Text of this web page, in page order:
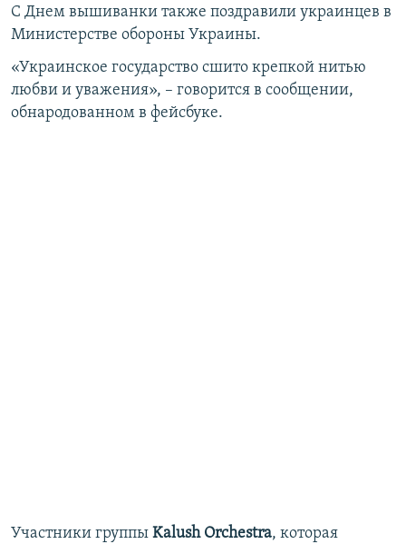
С Днем вышиванки также поздравили украинцев в
Министерстве обороны Украины.
«Украинское государство сшито крепкой нитью
любви и уважения», – говорится в сообщении,
обнародованном в фейсбуке.
Участники группы Kalush Orchestra, которая